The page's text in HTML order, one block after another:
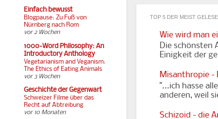
TOP 5 DER MEIST
Wie wird man
Die schönsten
Einigkeit der
Misanthropie -
"...ich hasse
anderen, weil
Schizoid - die
Einfach bewusst
Blogpause: Zu Fuß von
Nürnberg nach Rom
vor 2 Wochen
1000-Word Philosophy: An
Introductory Anthology
Vegetarianism and Veganism:
The Ethics of Eating Animals
vor 3 Wochen
Geschichte der Gegenwart
Schweizer Filme über das
Recht auf Abtreibung
vor 10 Monaten